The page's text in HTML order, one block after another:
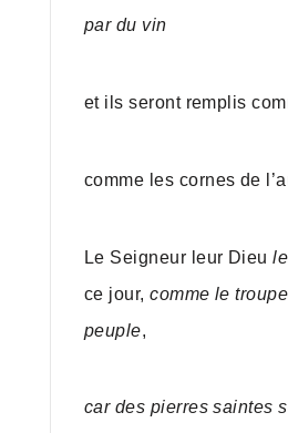
par du vin
et ils seront remplis
comme les cornes de
Le Seigneur leur Dieu
ce jour,comme le
peuple,
car des pierres saintes